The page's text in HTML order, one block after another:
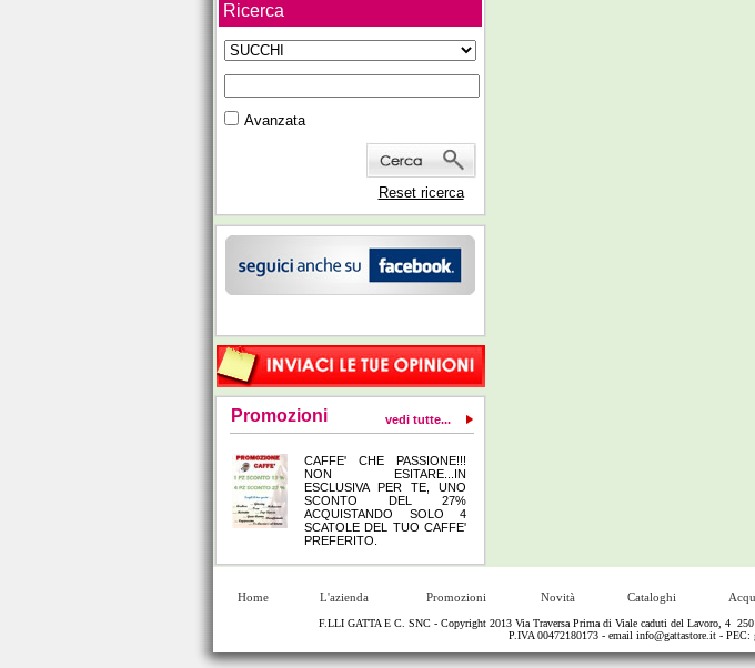
Ricerca
Avanzata
Reset ricerca
Promozioni vedi tutte...
CAFFE' CHE PASSIONE!!!
NON ESITARE...IN
ESCLUSIVA PER TE, UNO
SCONTO DEL 27%
ACQUISTANDO SOLO 4
SCATOLE DEL TUO CAFFE'
PREFERITO.
Home L'azienda Promozioni Novità Cataloghi
F.LLI GATTA E C. SNC - Copyright 2013 Via Traversa Prima di Viale caduti del Lavoro, 4
P.IVA 00472180173 - email info@gattastore.it - PEC: